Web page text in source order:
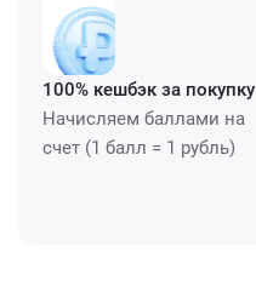
100% кешбэк за покупку
Начисляем баллами на
счет (1 балл = 1 рубль)